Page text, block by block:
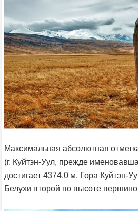
Максимальная абсолютная
(г. Куйтэн-Уул, прежде
достигает 4374,0 м. Гора Куйтэн-
Белухи второй по высоте